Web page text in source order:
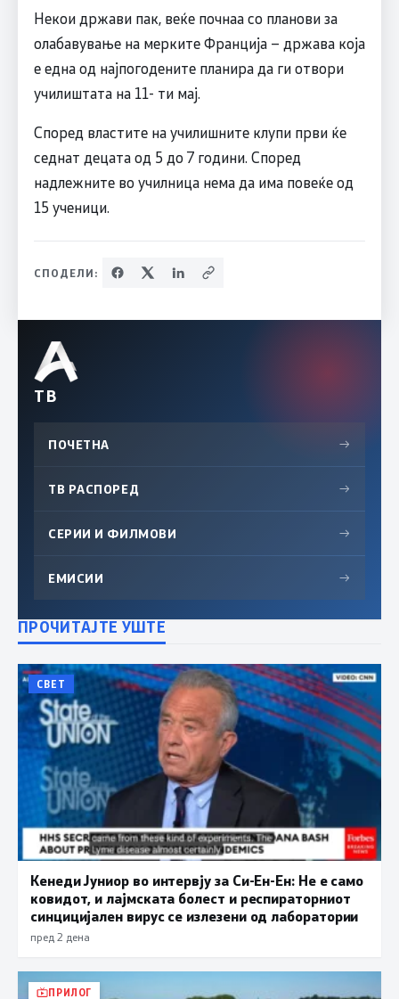
Некои држави пак, веќе почнаа со планови за
олабавување на мерките Франција – држава која
е една од најпогодените планира да ги отвори
училиштата на 11- ти мај.
Според властите на училишните клупи први ќе
седнат децата од 5 до 7 години. Според
надлежните во училница нема да има повеќе од
15 ученици.
СПОДЕЛИ:
ТВ
ПОЧЕТНА →
ТВ РАСПОРЕД →
СЕРИИ И ФИЛМОВИ →
ЕМИСИИ →
ПРОЧИТАЈТЕ УШТЕ
СВЕТ
Кенеди Јуниор во интервју за Си-Ен-Ен: Не е само
ковидот, и лајмската болест и респираторниот
синцицијален вирус се излезени од лаборатории
пред 2 дена
ПРИЛОГ